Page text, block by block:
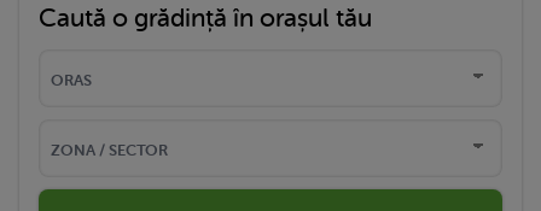
Caută o grădință în orașul tău